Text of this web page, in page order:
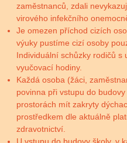
zaměstnanců, zdali
virového infekčního
Je omezen příchod cizích
výuky pustíme cizí osoby
Individuální schůzky rodičů s
vyučovací hodiny.
Každá osoba (žáci,
povinna při vstupu do
prostorách mít zakryty
prostředkem dle aktuálně
zdravotnictví.